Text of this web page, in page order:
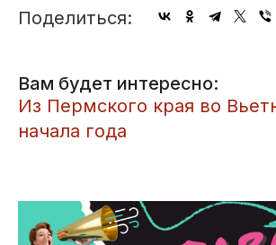
Поделиться:
Вам будет интересно:
​Из Пермского края во
начала года